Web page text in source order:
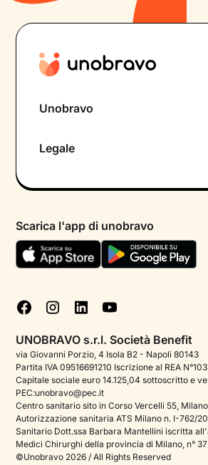
Unobravo
Psicologo in chat
Aiuto urgente
FAQ
Podcast di psicologia
Corporate
Psicologo italiano all'estero
Sala stampa
Bandi e premi
Legale
Termini e condizioni
Informativa Privacy
Cookie policy
Gestisci cookie
Scarica l'app di unobravo
UNOBRAVO s.r.l. Società Benefit
via Giovanni Porzio, 4 Isola B2 - Napoli 80143
Partita IVA 09516691210 Iscrizione al REA
Capitale sociale euro 14.125,04 sottoscritto e
PEC:unobravo@pec.it
Centro sanitario sito in Corso Vercelli 55,
Autorizzazione sanitaria ATS Milano n. I-762/
Sanitario Dott.ssa Barbara Mantellini iscritta
Medici Chirurghi della provincia di Milano, n°
©Unobravo 2026 / All Rights Reserved